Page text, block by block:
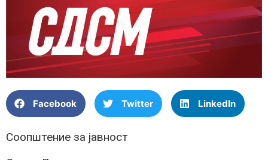
Facebook Twitter LinkedIn
Соопштение за јавност